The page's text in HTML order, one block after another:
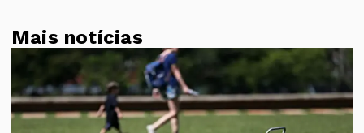
Mais notícias